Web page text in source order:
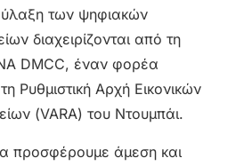
των ψηφιακών
διαχειρίζονται από τη
DMCC, έναν φορέα
Ρυθμιστική Αρχή Εικονικών
(VARA) του Ντουμπάι.
προσφέρουμε άμεση και